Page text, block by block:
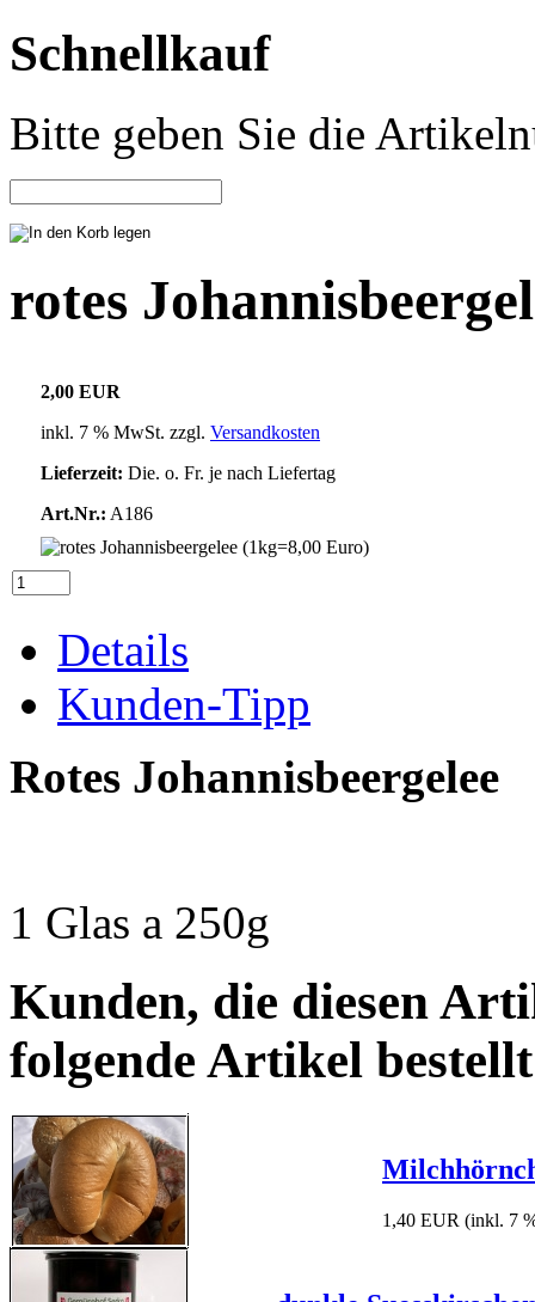
Schnellkauf
Bitte geben Sie die
rotes
2,00 EUR
inkl. 7 % MwSt. zzgl. Versandkosten
Lieferzeit: Die. o. Fr. je nach Liefertag
Art.Nr.: A186
Details
Kunden-Tipp
Rotes Johannisbeergelee
1 Glas a 250g
Kunden, die diesen
folgende Artikel
1,40 EUR (inkl. 7